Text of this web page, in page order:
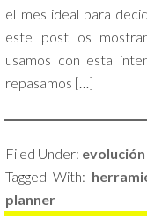
el mes ideal para
este post os
usamos con esta
repasamos […]
Filed Under:
Tagged With:
planner